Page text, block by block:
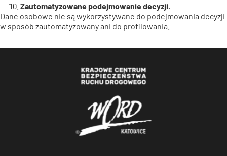
Zautomatyzowane podejmowanie decyzji.
Dane osobowe nie są wykorzystywane do podejmowania decyzji
w sposób zautomatyzowany ani do profilowania.